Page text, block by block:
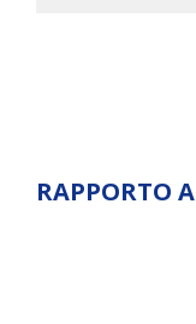
RAPPORTO